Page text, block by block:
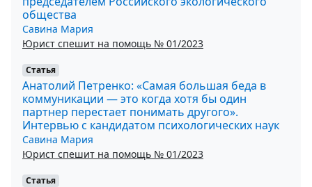
общества
Савина Мария
Юрист спешит на помощь № 01/2023
Статья
Анатолий Петренко: «Самая большая беда в
коммуникации — это когда хотя бы один
партнер перестает понимать другого».
Интервью с кандидатом психологических наук
Савина Мария
Юрист спешит на помощь № 01/2023
Статья